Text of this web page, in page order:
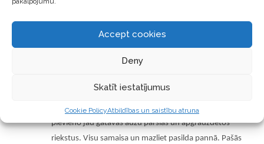
Accept cookies
Deny
Skatīt iestatījumus
Cookie PolicyAtbildības un saistību atruna
Tikmēr pannā 1-2 minūtes apgrauzdē riekstus viegli
kraukšķīgus. Kad apgrauzdēti, tos liek malā atdzesēties.
pievieno dateļu sīrupu. Uz lēnas uguns maisa, kamēr
veidojas viendabīgs sīrups. Turpat pannā pie sīrupa
pievieno jau gatavās auzu pārslas un apgrauzdētos
riekstus. Visu samaisa un mazliet pasilda pannā. Pašās